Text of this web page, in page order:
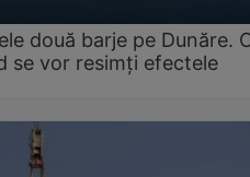
două barje pe Dunăre.
se vor resimți efectele